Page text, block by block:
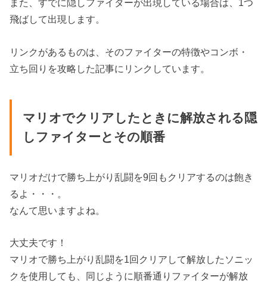
また、すでに隠しファイターが出現している場合は、1つ
飛ばして出現します。
リンクがあるものは、そのファイターの特徴やコンボ・
立ち回りを攻略した記事にリンクしています。
マリオでクリアしたときに解放される隠
しファイターとその順番
マリオだけで勝ち上がり乱闘を9回もクリアするのは飽き
るよ・・・。
なんて思いますよね。
大丈夫です！
マリオで勝ち上がり乱闘を1回クリアして解放したソニッ
クを使用しても、同じように順番通りファイターが解放